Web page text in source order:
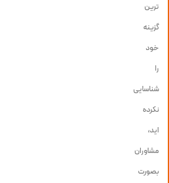
ترین
گزینه
خود
را
شناسایی
نکرده
اید،
مشاوران
بصورت